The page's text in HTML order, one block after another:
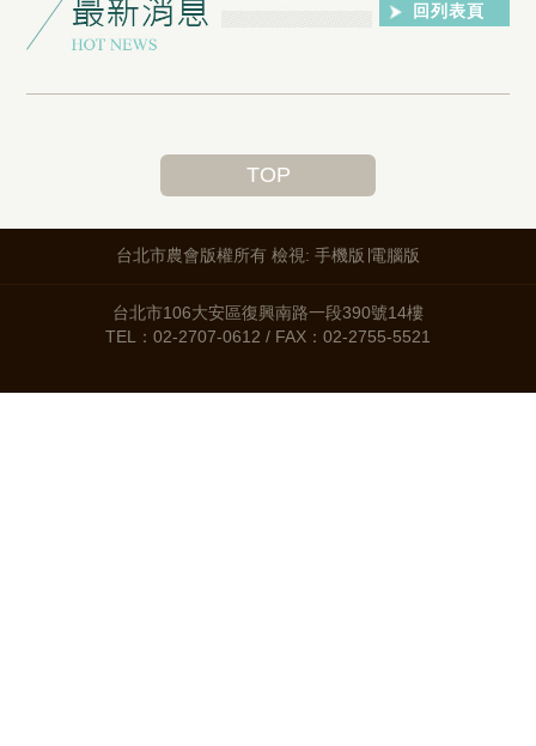
回列表頁
TOP
台北市農會版權所有 檢視: 手機版 電腦版
台北市106大安區復興南路一段390號14樓
TEL：02-2707-0612 / FAX：02-2755-5521